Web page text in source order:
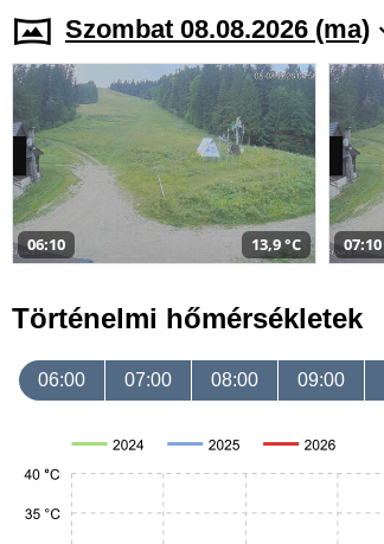
Szombat 08.08.2026 (ma)
06:10 13,9 °C 07:10
Történelmi hőmérsékletek
06:00 07:00 08:00 09:00